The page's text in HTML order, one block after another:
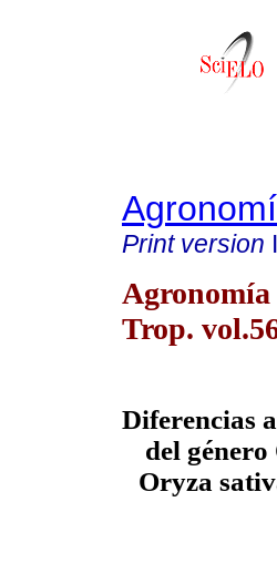
Print version
Agronomía
Trop.
Diferencias
del
Oryza